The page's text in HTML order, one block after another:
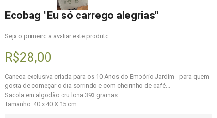
Ecobag "Eu só carrego alegrias"
Seja o primeiro a avaliar este produto
R$28,00
Caneca exclusiva criada para os 10 Anos do Empório Jardim - para quem
gosta de começar o dia sorrindo e com cheirinho de café...
Sacola em algodão cru lona 393 gramas.
Tamanho: 40 x 40 X 15 cm